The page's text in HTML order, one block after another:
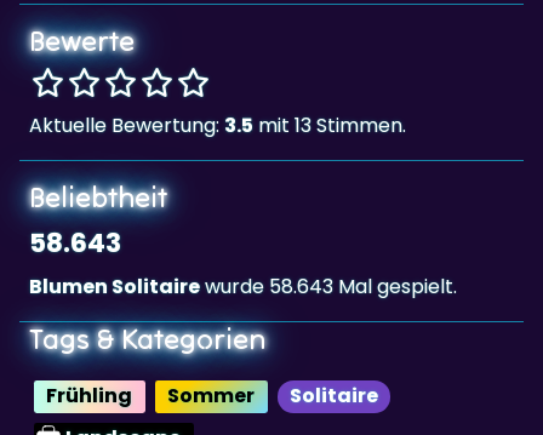
Aktuelle Bewertung:
Beliebtheit
58.643
Blumen Solitaire
Tags & Kategorien
Frühling Sommer
Landscape